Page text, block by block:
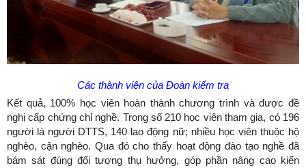
Các thành viên của Đoàn kiểm tra
Kết quả, 100% học viên hoàn thành chương trình và được đề
nghị cấp chứng chỉ nghề. Trong số 210 học viên tham gia, có 196
người là người DTTS, 140 lao động nữ; nhiều học viên thuộc hộ
nghèo, cận nghèo. Qua đó cho thấy hoạt động đào tạo nghề đã
bám sát đúng đối tượng thụ hưởng, góp phần nâng cao kiến